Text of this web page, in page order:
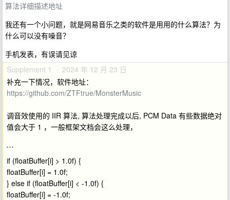
算法详细描述地址
我还有一个小问题，就是网易音乐之类的软件是用用的什么算法？为
什么可以没有噪音？
手机发表，有误请见谅
Supplement 1 · 2024 年 12 月 23 日
补充一下情况，软件地址：
https://github.com/ZTFtrue/MonsterMusic
调音效使用的 IIR 算法, 算法处理完成以后, PCM Data 有些数据绝对
值会大于 1 ，一般框架文档会这么处理，
```
if (floatBuffer[i] > 1.0f) {
floatBuffer[i] = 1.0f;
} else if (floatBuffer[i] < -1.0f) {
floatBuffer[i] = -1.0f;